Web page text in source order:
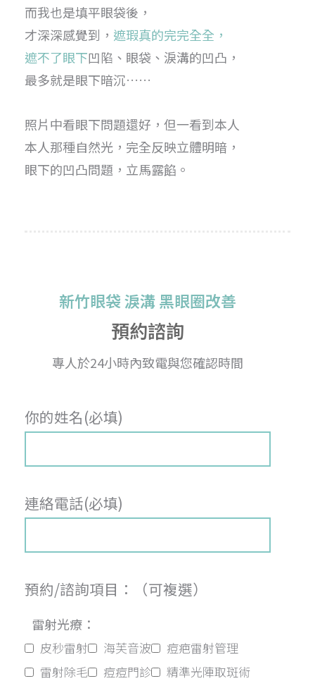
而我也是填平眼袋後，
才深深感覺到， 遮瑕真的完完全全，
遮不了眼下凹陷、眼袋、淚溝的凹凸，
最多就是眼下暗沉……
照片中看眼下問題還好，但一看到本人
本人那種自然光，完全反映立體明暗，
眼下的凹凸問題，立馬露餡。
新竹眼袋 淚溝 黑眼圈改善
預約諮詢
專人於24小時內致電與您確認時間
你的姓名(必填)
連絡電話(必填)
預約/諮詢項目：（可複選）
雷射光療：
皮秒雷射 海芙音波
痘疤雷射管理
雷射除毛
痘痘門診 精準光陣取斑術